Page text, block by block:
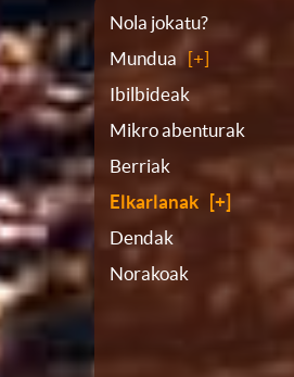
Webgunearen
planoa
Nola jokatu?
Mundua
Ibilbideak
Mikro abenturak
Berriak
Elkarlanak
Dendak
Norakoak